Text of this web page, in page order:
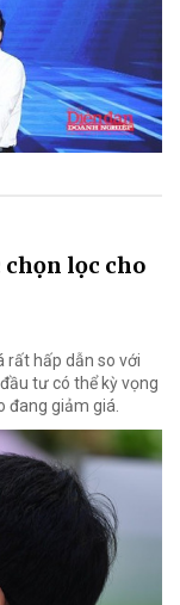
lọc cho
rất hấp dẫn so với
tư có thể kỳ vọng
đang giảm giá.